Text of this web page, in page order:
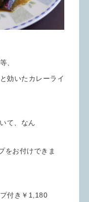
、
効いたカレーライ
て、なん
をお付けできま
付き￥1,180